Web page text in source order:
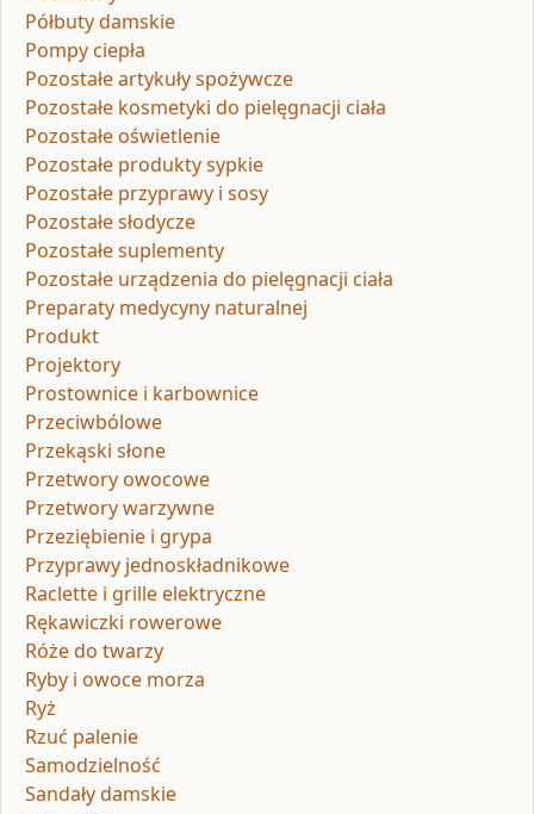
Półbuty damskie
Pompy ciepła
Pozostałe artykuły spożywcze
Pozostałe kosmetyki do pielęgnacji ciała
Pozostałe oświetlenie
Pozostałe produkty sypkie
Pozostałe przyprawy i sosy
Pozostałe słodycze
Pozostałe suplementy
Pozostałe urządzenia do pielęgnacji ciała
Preparaty medycyny naturalnej
Produkt
Projektory
Prostownice i karbownice
Przeciwbólowe
Przekąski słone
Przetwory owocowe
Przetwory warzywne
Przeziębienie i grypa
Przyprawy jednoskładnikowe
Raclette i grille elektryczne
Rękawiczki rowerowe
Róże do twarzy
Ryby i owoce morza
Ryż
Rzuć palenie
Samodzielność
Sandały damskie